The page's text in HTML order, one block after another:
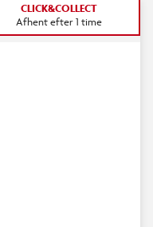
CLICK&COLLECT
Afhent efter 1 time